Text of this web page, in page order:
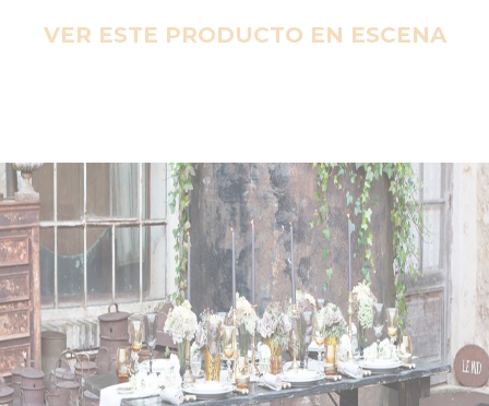
VER ESTE PRODUCTO EN ESCENA